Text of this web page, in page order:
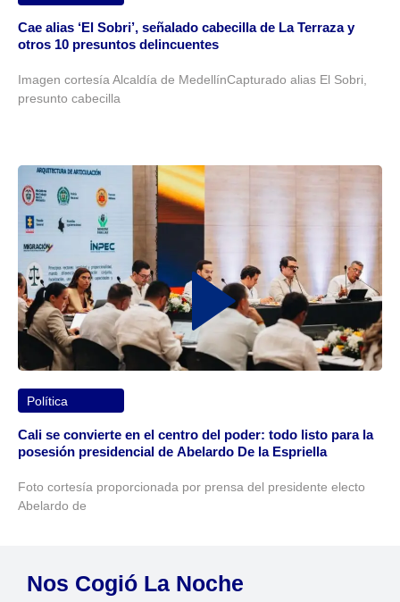
Cae alias ‘El Sobri’, señalado cabecilla de La Terraza y
otros 10 presuntos delincuentes
Imagen cortesía Alcaldía de MedellínCapturado alias El Sobri,
presunto cabecilla
Política
Cali se convierte en el centro del poder: todo listo para la
posesión presidencial de Abelardo De la Espriella
Foto cortesía proporcionada por prensa del presidente electo
Abelardo de
Nos Cogió La Noche